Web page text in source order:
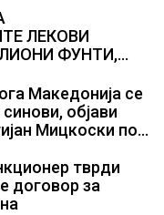
ЛЕКОВИ
ФУНТИ,
им се
Македонија се
објави
Мицкоски по
тврди
договор за